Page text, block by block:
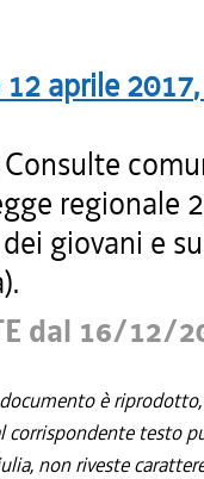
12 aprile 2017
regionale
giovani e
dal 16/12/
è
corrispondente testo
non riveste